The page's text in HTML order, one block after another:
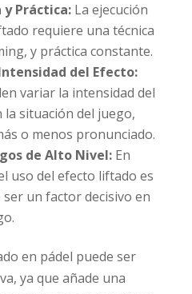
y Práctica:La ejecución
requiere una técnica
y práctica constante.
del Efecto:
variar la intensidad del
situación del juego,
o menos pronunciado.
de Alto Nivel:En
uso del efecto liftado es
un factor decisivo en
en pádel puede ser
ya que añade una